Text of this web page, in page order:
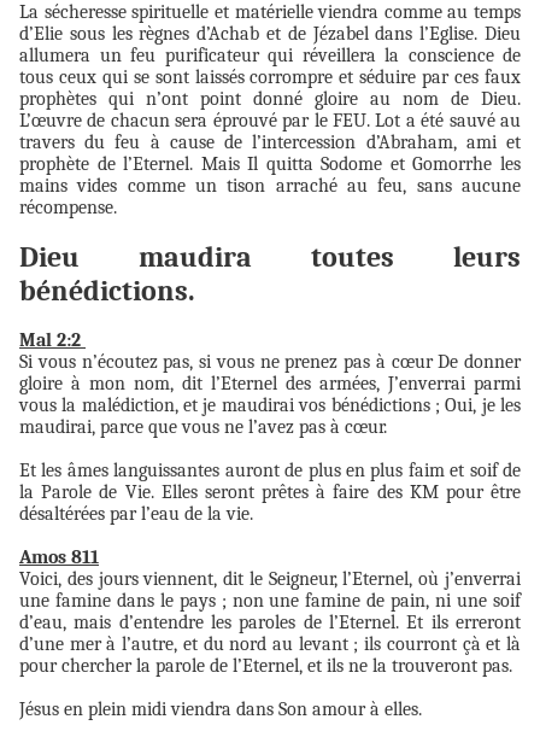
La sécheresse spirituelle et matérielle viendra comme au temps
d’Elie sous les règnes d’Achab et de Jézabel dans l’Eglise. Dieu
allumera un feu purificateur qui réveillera la conscience de
tous ceux qui se sont laissés corrompre et séduire par ces faux
prophètes qui n’ont point donné gloire au nom de Dieu.
L’œuvre de chacun sera éprouvé par le FEU. Lot a été sauvé au
travers du feu à cause de l’intercession d’Abraham, ami et
prophète de l’Eternel. Mais Il quitta Sodome et Gomorrhe les
mains vides comme un tison arraché au feu, sans aucune
récompense.
Dieu maudira toutes leurs
bénédictions.
Mal 2:2
Si vous n’écoutez pas, si vous ne prenez pas à cœur De donner
gloire à mon nom, dit l’Eternel des armées, J’enverrai parmi
vous la malédiction, et je maudirai vos bénédictions ; Oui, je les
maudirai, parce que vous ne l’avez pas à cœur.
Et les âmes languissantes auront de plus en plus faim et soif de
la Parole de Vie. Elles seront prêtes à faire des KM pour être
désaltérées par l’eau de la vie.
Amos 811
Voici, des jours viennent, dit le Seigneur, l’Eternel, où j’enverrai
une famine dans le pays ; non une famine de pain, ni une soif
d’eau, mais d’entendre les paroles de l’Eternel. Et ils erreront
d’une mer à l’autre, et du nord au levant ; ils courront çà et là
pour chercher la parole de l’Eternel, et ils ne la trouveront pas.
Jésus en plein midi viendra dans Son amour à elles.